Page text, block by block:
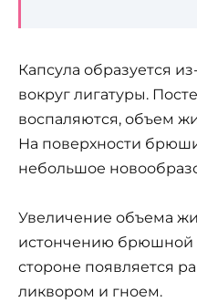
Капсула образуется
вокруг лигатуры.
воспаляются, объем
На поверхности
небольшое
Увеличение объема
истончению брюшной
стороне появляется
ликвором и гноем.